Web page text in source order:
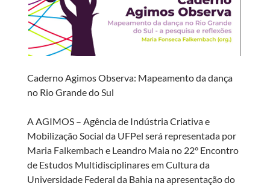
Caderno Agimos Observa: Mapeamento da dança
no Rio Grande do Sul
A AGIMOS – Agência de Indústria Criativa e
Mobilização Social da UFPel será representada por
Maria Falkembach e Leandro Maia no 22° Encontro
de Estudos Multidisciplinares em Cultura da
Universidade Federal da Bahia na apresentação do